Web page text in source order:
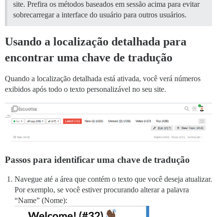
site. Prefira os métodos baseados em sessão acima para evitar
sobrecarregar a interface do usuário para outros usuários.
Usando a localização detalhada para
encontrar uma chave de tradução
Quando a localização detalhada está ativada, você verá números
exibidos após todo o texto personalizável no seu site.
Passos para identificar uma chave de tradução
Navegue até a área que contém o texto que você deseja atualizar.
Por exemplo, se você estiver procurando alterar a palavra
“Name” (Nome):